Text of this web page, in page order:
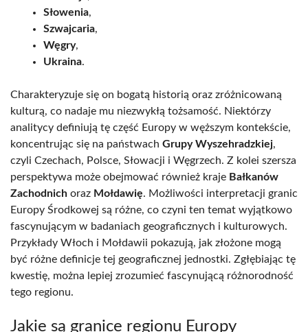
Słowenia,
Szwajcaria,
Węgry,
Ukraina.
Charakteryzuje się on bogatą historią oraz zróżnicowaną
kulturą, co nadaje mu niezwykłą tożsamość. Niektórzy
analitycy definiują tę część Europy w węższym kontekście,
koncentrując się na państwach Grupy Wyszehradzkiej,
czyli Czechach, Polsce, Słowacji i Węgrzech. Z kolei szersza
perspektywa może obejmować również kraje Bałkanów
Zachodnich oraz Mołdawię. Możliwości interpretacji granic
Europy Środkowej są różne, co czyni ten temat wyjątkowo
fascynującym w badaniach geograficznych i kulturowych.
Przykłady Włoch i Mołdawii pokazują, jak złożone mogą
być różne definicje tej geograficznej jednostki. Zgłębiając tę
kwestię, można lepiej zrozumieć fascynującą różnorodność
tego regionu.
Jakie są granice regionu Europy